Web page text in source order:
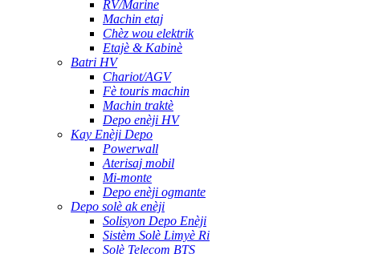
RV/Marine
Machin etaj
Chèz wou elektrik
Etajè & Kabinè
Batri HV
Chariot/AGV
Fè touris machin
Machin traktè
Depo enèji HV
Kay Enèji Depo
Powerwall
Aterisaj mobil
Mi-monte
Depo enèji ogmante
Depo solè ak enèji
Solisyon Depo Enèji
Sistèm Solè Limyè Ri
Solè Telecom BTS